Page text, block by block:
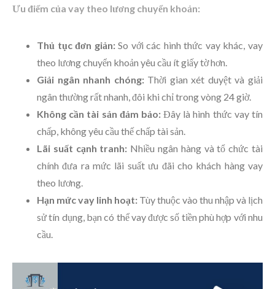
Ưu điểm của vay theo lương chuyển khoản:
Thủ tục đơn giản:So với các hình thức vay khác, vay
theo lương chuyển khoản yêu cầu ít giấy tờ hơn.
Giải ngân nhanh chóng:Thời gian xét duyệt và giải
ngân thường rất nhanh, đôi khi chỉ trong vòng 24 giờ.
Không cần tài sản đảm bảo:Đây là hình thức vay tín
chấp, không yêu cầu thế chấp tài sản.
Lãi suất cạnh tranh: Nhiều ngân hàng và tổ chức tài
chính đưa ra mức lãi suất ưu đãi cho khách hàng vay
theo lương.
Hạn mức vay linh hoạt: Tùy thuộc vào thu nhập và lịch
sử tín dụng, bạn có thể vay được số tiền phù hợp với nhu
cầu.